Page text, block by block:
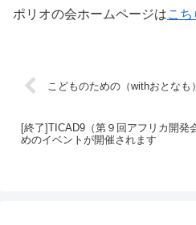
ポリオの会ホームページはこち
こどものための（withおとな
[終了]TICAD9（第９回アフリカ開発
めのイベントが開催されます